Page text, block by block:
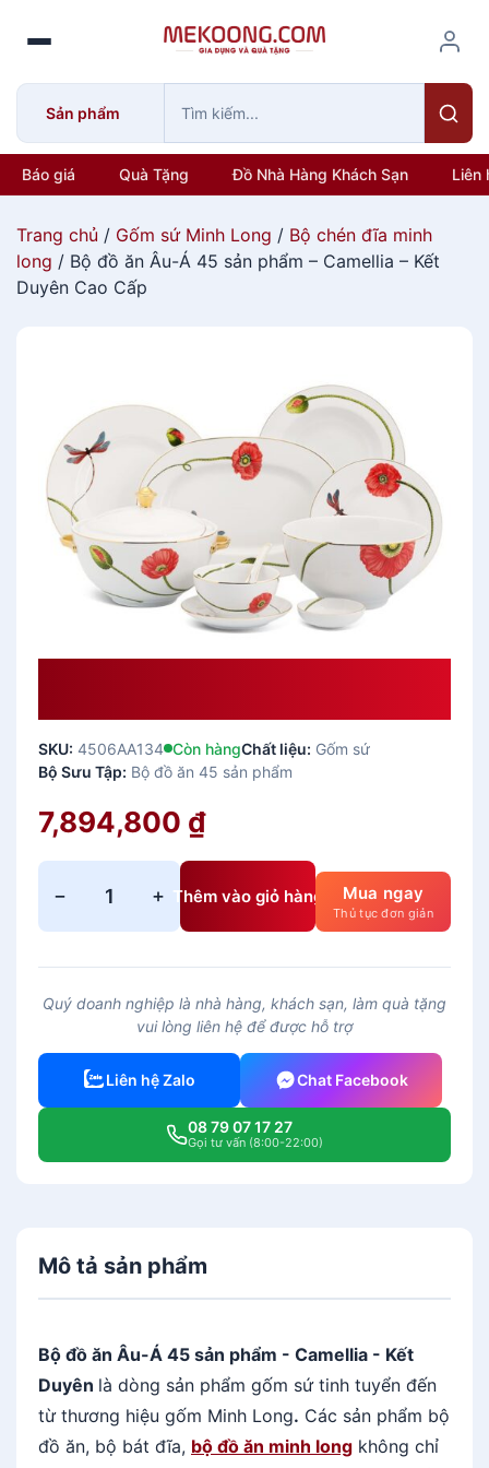
o
Sản phẩm
Báo giá Quà Tặng Đồ Nhà Hàng Khách Sạn Liên
Trang chủ / Gốm sứ Minh Long / Bộ chén đĩa minh
long / Bộ đồ ăn Âu-Á 45 sản phẩm – Camellia – Kết
Duyên Cao Cấp
SKU: 4506AA134 Còn hàngChất liệu: Gốm sứ
Bộ Sưu Tập: Bộ đồ ăn 45 sản phẩm
7,894,800 ₫
−
ộ
ă
Â
-
4
n
p
ẩ
m
-
a
+ Thêm vào giỏ hàng Mua ngay
Thủ tục đơn giản
Quý doanh nghiệp là nhà hàng, khách sạn, làm quà tặng
vui lòng liên hệ để được hỗ trợ
Liên hệ Zalo Chat Facebook
08 79 07 17 27
Gọi tư vấn (8:00-22:00)
Mô tả sản phẩm
Bộ đồ ăn Âu-Á 45 sản phẩm - Camellia - Kết
Duyên là dòng sản phẩm gốm sứ tinh tuyển đến
từ thương hiệu gốm Minh Long. Các sản phẩm bộ
đồ ăn, bộ bát đĩa, bộ đồ ăn minh long không chỉ